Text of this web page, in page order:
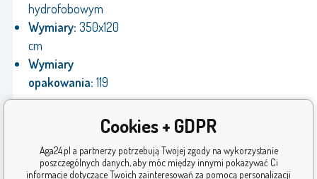
hydrofobowym
Wymiary: 350x120
cm
Wymiary
opakowania: 119
x
cm
Cookies + GDPR
Aga24.pl a partnerzy potrzebują Twojej zgody na wykorzystanie
poszczególnych danych, aby móc między innymi pokazywać Ci
informacje dotyczące Twoich zainteresowań za pomocą personalizacji